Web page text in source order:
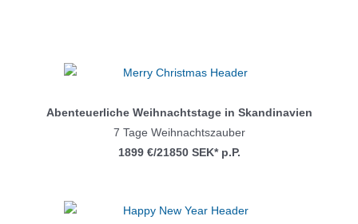
Abenteuerliche Weihnachtstage in Skandinavien
7 Tage Weihnachtszauber
1899 €/21850 SEK* p.P.